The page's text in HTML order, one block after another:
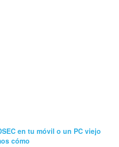
en tu móvil o un PC viejo
cómo